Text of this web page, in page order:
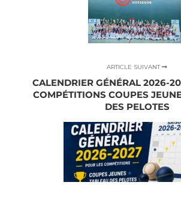
ARTICLE SUIVANT
CALENDRIER GÉNÉRAL 2026-
COMPÉTITIONS COUPES
DES PELOTES